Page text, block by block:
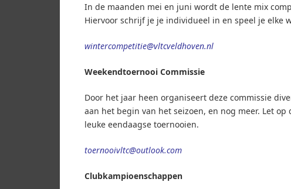
In de maanden mei en juni wordt de lente mix
Hiervoor schrijf je je individueel in en speel je elke
wintercompetitie@vltcveldhoven.nl
Weekendtoernooi Commissie
Door het jaar heen organiseert deze commissie
aan het begin van het seizoen, en nog meer. Let
leuke eendaagse toernooien.
toernooivltc@outlook.com
Clubkampioenschappen